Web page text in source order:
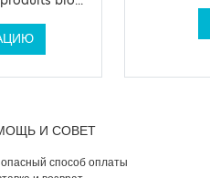
И СОВЕТ
способ оплаты